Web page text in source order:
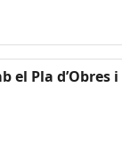
el Pla d’Obres i